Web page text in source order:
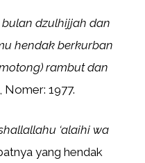
dzulhijjah dan
hendak berkurban
rambut dan
Nomer: 1977.
‘alaihi wa
yang hendak